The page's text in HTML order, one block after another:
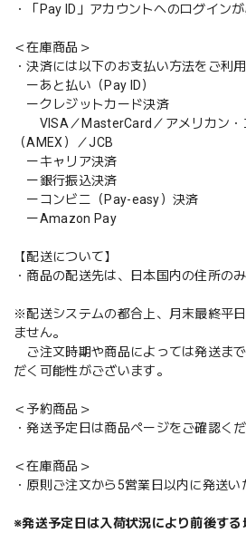
・「Pay ID」アカウントへのログイン
＜在庫商品＞
・決済には以下のお支払い方法をご利
ーあと払い（Pay ID）
ークレジットカード決済
VISA／MasterCard／アメリカン・
（AMEX）／JCB
ーキャリア決済
ー銀行振込決済
ーコンビニ（Pay-easy）決済
ーAmazon Pay
【配送について】
・商品の配送先は、日本国内の住所の
※配送システムの都合上、月末最終平
ません。
ご注文時期や商品によっては発送ま
だく可能性がございます。
＜予約商品＞
・発送予定日は商品ページをご確認くだ
＜在庫商品＞
・原則ご注文から5営業日以内に発送い
※発送予定日は入荷状況により前後す